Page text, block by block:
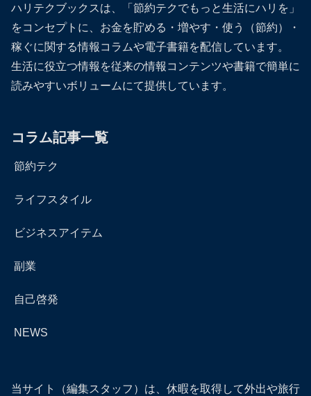
ハリテクブックスは、「節約テクでもっと生活にハリを」
をコンセプトに、お金を貯める・増やす・使う（節約）・
稼ぐに関する情報コラムや電子書籍を配信しています。
生活に役立つ情報を従来の情報コンテンツや書籍で簡単に
読みやすいボリュームにて提供しています。
コラム記事一覧
節約テク
ライフスタイル
ビジネスアイテム
副業
自己啓発
NEWS
当サイト（編集スタッフ）は、休暇を取得して外出や旅行